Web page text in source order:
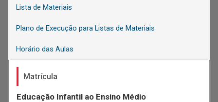
Lista de Materiais
Plano de Execução para Listas de Materiais
Horário das Aulas
Matrícula
Educação Infantil ao Ensino Médio